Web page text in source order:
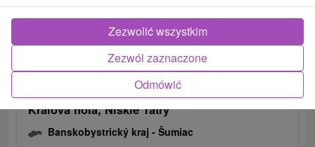
Kráľová hoľa, Niskie Tatry
Banskobystrický kraj -Šumiac
Odmówić
Zezwól zaznaczone
Zezwolić wszystkim